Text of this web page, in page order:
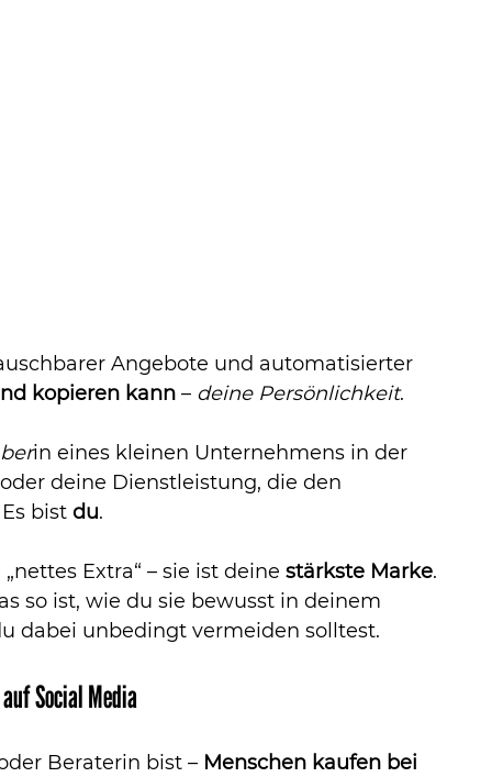
Angebote und automatisierter
kopieren kann – deine Persönlichkeit.
in eines kleinen Unternehmens in der
deine Dienstleistung, die den
bist du.
Extra“ – sie ist deine stärkste Marke.
so ist, wie du sie bewusst in deinem
dabei unbedingt vermeiden solltest.
Social Media
Beraterin bist – Menschen kaufen bei